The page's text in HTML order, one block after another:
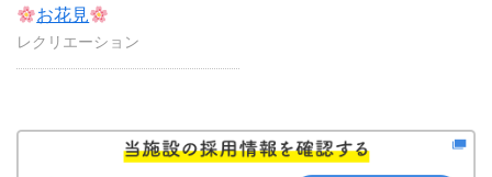
お花見
レクリエーション